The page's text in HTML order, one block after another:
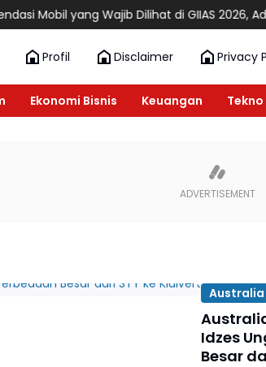
yang Wajib Dilihat di GIIAS 2026, Ada
Profil Disclaimer Privacy
Ekonomi Bisnis Keuangan Tekno
Australia
Idzes
Besar